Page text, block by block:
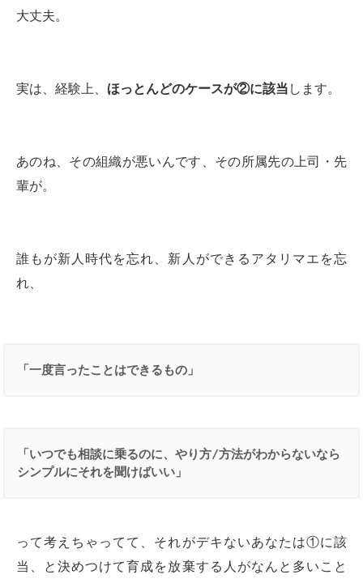
大丈夫。
実は、経験上、 ほっとんどのケースが②に該当 します。
あのね、その組織が悪いんです、その所属先の上司・先
輩が。
誰もが新人時代を忘れ、新人ができるアタリマエを忘
れ、
「一度言ったことはできるもの」
「いつでも相談に乗るのに、やり方/方法がわからないなら
シンプルにそれを聞けばいい」
って考えちゃってて、それがデキないあなたは①に該
当、と決めつけて育成を放棄する人がなんと多いこと